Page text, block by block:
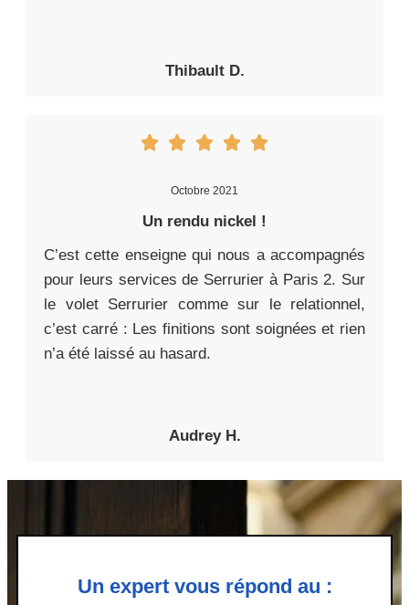
Thibault D.
Octobre 2021
Un rendu nickel !
C’est cette enseigne qui nous a accompagnés
pour leurs services de Serrurier à Paris 2. Sur
le volet Serrurier comme sur le relationnel,
c’est carré : Les finitions sont soignées et rien
n’a été laissé au hasard.
Audrey H.
Un expert vous répond au :